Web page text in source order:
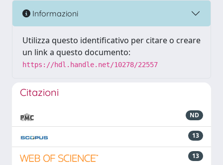
Informazioni
Utilizza questo identificativo per citare o creare
un link a questo documento:
https://hdl.handle.net/10278/22557
Citazioni
ND
13
13